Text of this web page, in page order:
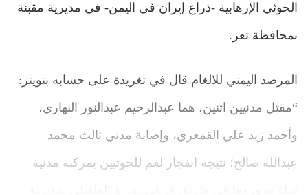
الحوثي الإرهابية -ذراع إيران في اليمن- في مديرية مقبنة
بمحافظة تعز.
المرصد اليمني للالغام قال في تغريدة على حسابه بتويتر:
“‏مقتل مدنيين اثنين، هما عبدالرحيم عبدالنور النهاري،
وأحمد زيد علي القمعري، وإصابة مدني ثالث محمد
عبدالله صالح؛ نتيجة انفجار لغم للحوثيين بمركبة مدنية